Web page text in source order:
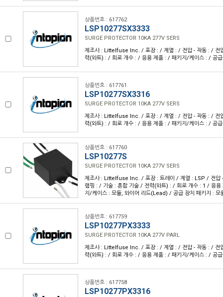
상품번호 : 617762
LSP10277SX3333
SURGE PROTECTOR 10KA 277V SERS
제조사 : Littelfuse Inc. / 포장 : / 계열 : / 전압 - 작동 : / 전
력(와트) : / 회로 개수 : / 응용 제품 : / 패키지/케이스 : / 공급
상품번호 : 617761
LSP10277SX3316
SURGE PROTECTOR 10KA 277V SERS
제조사 : Littelfuse Inc. / 포장 : / 계열 : / 전압 - 작동 : / 전
력(와트) : / 회로 개수 : / 응용 제품 : / 패키지/케이스 : / 공급
상품번호 : 617760
LSP10277S
SURGE PROTECTOR 10KA 277V SERS
제조사 : Littelfuse Inc. / 포장 : 트레이 / 계열 : LSP / 전압
램핑 : / 기술 : 혼합 기술 / 전력(와트) : / 회로 개수 : 1 / 응용
지/케이스 : 모듈, 와이어 리드(Lead) / 공급 장치 패키지 : 모
상품번호 : 617759
LSP10277PX3333
SURGE PROTECTOR 10KA 277V PARL
제조사 : Littelfuse Inc. / 포장 : / 계열 : / 전압 - 작동 : / 전
력(와트) : / 회로 개수 : / 응용 제품 : / 패키지/케이스 : / 공급
상품번호 : 617758
LSP10277PX3316